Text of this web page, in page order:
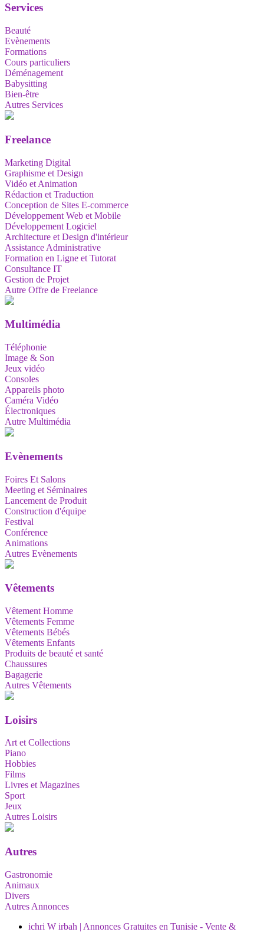
Services
Beauté
Evènements
Formations
Cours particuliers
Déménagement
Babysitting
Bien-être
Autres Services
Freelance
Marketing Digital
Graphisme et Design
Vidéo et Animation
Rédaction et Traduction
Conception de Sites E-commerce
Développement Web et Mobile
Développement Logiciel
Architecture et Design d'intérieur
Assistance Administrative
Formation en Ligne et Tutorat
Consultance IT
Gestion de Projet
Autre Offre de Freelance
Multimédia
Téléphonie
Image & Son
Jeux vidéo
Consoles
Appareils photo
Caméra Vidéo
Électroniques
Autre Multimédia
Evènements
Foires Et Salons
Meeting et Séminaires
Lancement de Produit
Construction d'équipe
Festival
Conférence
Animations
Autres Evènements
Vêtements
Vêtement Homme
Vêtements Femme
Vêtements Bébés
Vêtements Enfants
Produits de beauté et santé
Chaussures
Bagagerie
Autres Vêtements
Loisirs
Art et Collections
Piano
Hobbies
Films
Livres et Magazines
Sport
Jeux
Autres Loisirs
Autres
Gastronomie
Animaux
Divers
Autres Annonces
ichri W irbah | Annonces Gratuites en Tunisie - Vente &